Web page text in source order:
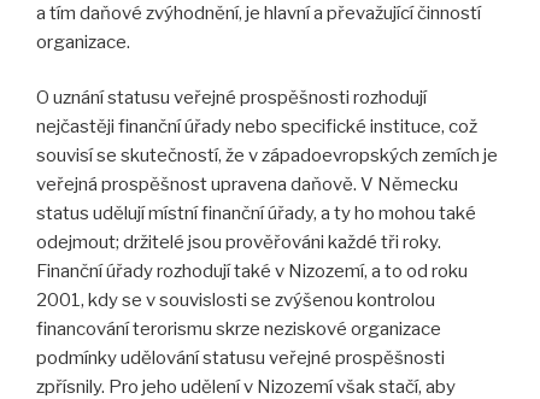
a tím daňové zvýhodnění, je hlavní a převažující činností
organizace.
O uznání statusu veřejné prospěšnosti rozhodují
nejčastěji finanční úřady nebo specifické instituce, což
souvisí se skutečností, že v západoevropských zemích je
veřejná prospěšnost upravena daňově. V Německu
status udělují místní finanční úřady, a ty ho mohou také
odejmout; držitelé jsou prověřováni každé tři roky.
Finanční úřady rozhodují také v Nizozemí, a to od roku
2001, kdy se v souvislosti se zvýšenou kontrolou
financování terorismu skrze neziskové organizace
podmínky udělování statusu veřejné prospěšnosti
zpřísnily. Pro jeho udělení v Nizozemí však stačí, aby